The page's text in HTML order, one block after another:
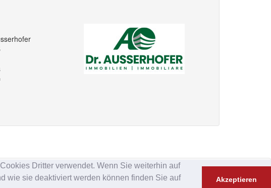
Dritter verwendet. Wenn Sie weiterhin auf
wie sie deaktiviert werden können finden Sie auf
Akzeptieren